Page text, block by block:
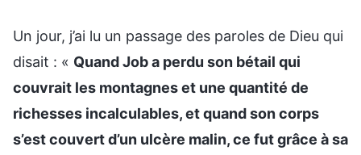
Un jour, j’ai lu un passage des paroles de Dieu qui
disait : « Quand Job a perdu son bétail qui
couvrait les montagnes et une quantité de
richesses incalculables, et quand son corps
s’est couvert d’un ulcère malin, ce fut grâce à sa